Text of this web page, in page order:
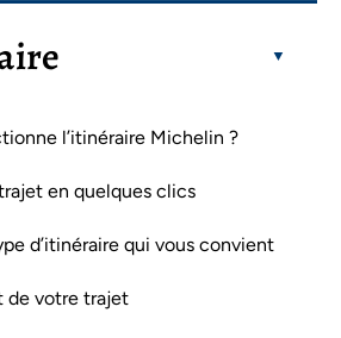
l’itinéraire Michelin ?
en quelques clics
d’itinéraire qui vous convient
de votre trajet